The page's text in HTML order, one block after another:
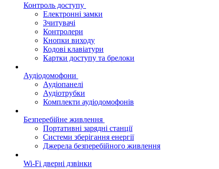
Контроль доступу
Електронні замки
Зчитувачі
Контролери
Кнопки виходу
Кодові клавіатури
Картки доступу та брелоки
Аудіодомофони
Аудіопанелі
Аудіотрубки
Комплекти аудіодомофонів
Безперебійне живлення
Портативні зарядні станції
Системи зберігання енергії
Джерела безперебійного живлення
Wi-Fi дверні дзвінки